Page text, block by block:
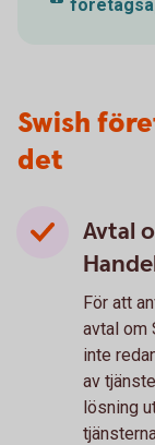
Swish
det
Avtal
För att
avtal om
inte
av
lösning